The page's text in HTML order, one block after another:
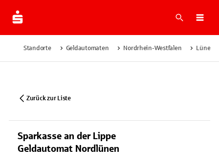
Suche
Standorte Geldautomaten Nordrhein-Westfalen Lünen
Zurück zur Liste
Sparkasse an der Lippe
Geldautomat Nordlünen